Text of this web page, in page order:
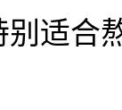
别适合